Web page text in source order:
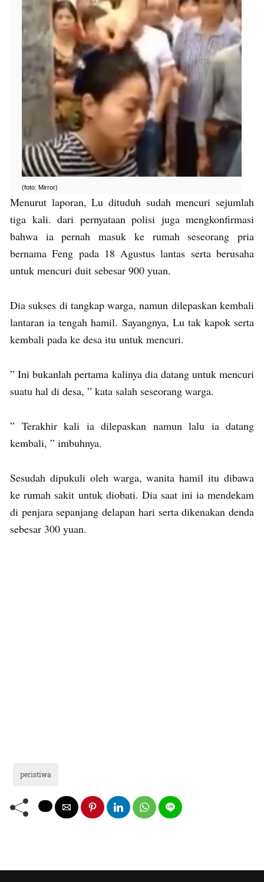
(foto: Mirror)
Menurut laporan, Lu dituduh sudah mencuri sejumlah
tiga kali. dari pernyataan polisi juga mengkonfirmasi
bahwa ia pernah masuk ke rumah seseorang pria
bernama Feng pada 18 Agustus lantas serta berusaha
untuk mencuri duit sebesar 900 yuan.
Dia sukses di tangkap warga, namun dilepaskan kembali
lantaran ia tengah hamil. Sayangnya, Lu tak kapok serta
kembali pada ke desa itu untuk mencuri.
” Ini bukanlah pertama kalinya dia datang untuk mencuri
suatu hal di desa, ” kata salah seseorang warga.
” Terakhir kali ia dilepaskan namun lalu ia datang
kembali, ” imbuhnya.
Sesudah dipukuli oleh warga, wanita hamil itu dibawa
ke rumah sakit untuk diobati. Dia saat ini ia mendekam
di penjara sepanjang delapan hari serta dikenakan denda
sebesar 300 yuan.
peristiwa